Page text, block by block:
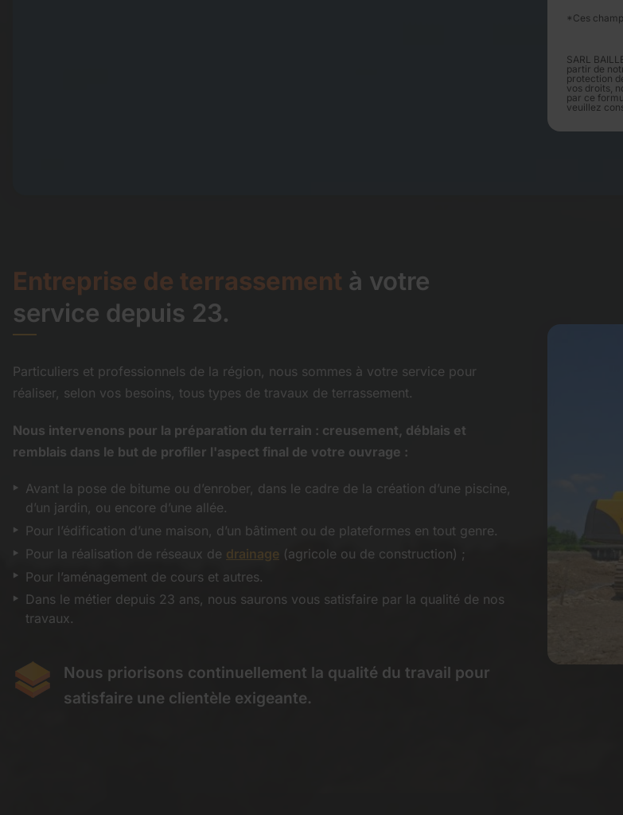
*Ces
SARL
partir de
protection
vos droits,
par ce
veuillez
Entreprise de terrassement à votre
service depuis 23.
Particuliers et professionnels de la région, nous sommes à votre service pour
réaliser, selon vos besoins, tous types de travaux de terrassement.
Nous intervenons pour la préparation du terrain : creusement, déblais et
remblais dans le but de profiler l'aspect final de votre ouvrage :
Avant la pose de bitume ou d’enrober, dans le cadre de la création d’une piscine,
d’un jardin, ou encore d’une allée.
Pour l’édification d’une maison, d’un bâtiment ou de plateformes en tout genre.
Pour la réalisation de réseaux de drainage (agricole ou de construction) ;
Pour l’aménagement de cours et autres.
Dans le métier depuis 23 ans, nous saurons vous satisfaire par la qualité de nos
travaux.
Nous priorisons continuellement la qualité du travail pour
satisfaire une clientèle exigeante.